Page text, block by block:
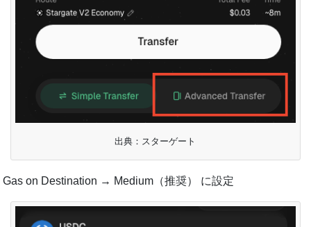
出典：スターゲート
Gas on Destination → Medium（推奨） に設定